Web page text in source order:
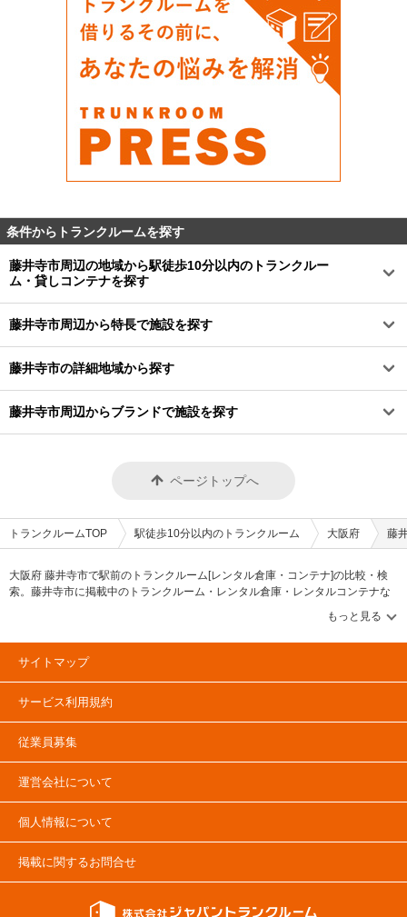
条件からトランクルームを探す
藤井寺市周辺の地域から駅徒歩10分以内のトランクルー
ム・貸しコンテナを探す
藤井寺市周辺から特長で施設を探す
藤井寺市の詳細地域から探す
藤井寺市周辺からブランドで施設を探す
ページトップへ
トランクルームTOP 駅徒歩10分以内のトランクルーム 大阪府 藤
大阪府 藤井寺市で駅前のトランクルーム[レンタル倉庫・コンテナ]の比較・検
索。藤井寺市に掲載中のトランクルーム・レンタル倉庫・レンタルコンテナな
どの収納スペースを、借りたい地域から探して、広さ・料金[賃料]・セキュリテ
ィ・防犯完備・24時間出し入れ可能などの希望条件で絞込み！豊富な物件数か
ら様々な方法でご希望の収納スペースを簡単に探せるトランクルーム情報サイ
トです。気になるトランクルームを見つけたら、メールか電話でお問合せが可
サイトマップ
サービス利用規約
従業員募集
運営会社について
個人情報について
掲載に関するお問合せ